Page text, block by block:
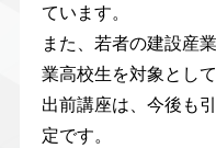
ています。
また、若者の建設産
業高校生を対象とし
出前講座は、今後も
定です。